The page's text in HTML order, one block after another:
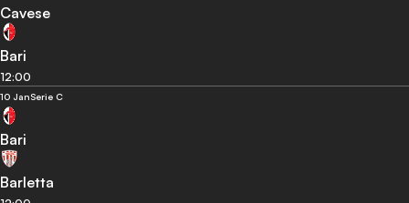
Cavese
Bari
12:00
10 JanSerie C
Bari
Barletta